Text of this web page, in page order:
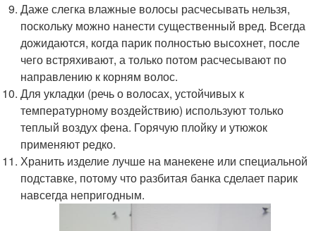
Даже слегка влажные волосы расчесывать нельзя,
поскольку можно нанести существенный вред. Всегда
дожидаются, когда парик полностью высохнет, после
чего встряхивают, а только потом расчесывают по
направлению к корням волос.
Для укладки (речь о волосах, устойчивых к
температурному воздействию) используют только
теплый воздух фена. Горячую плойку и утюжок
применяют редко.
Хранить изделие лучше на манекене или специальной
подставке, потому что разбитая банка сделает парик
навсегда непригодным.